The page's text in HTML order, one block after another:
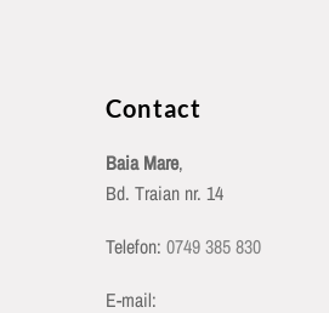
Contact
Baia Mare,
Bd. Traian nr. 14
Telefon: 0749 385 830
E-mail: